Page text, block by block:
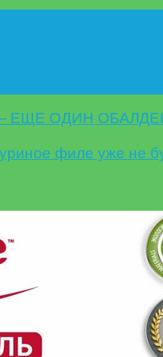
ЕЩЕ ОДИН
филе уже не